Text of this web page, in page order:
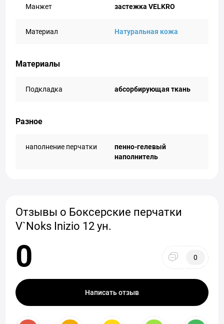
Манжет застежка VELKRO
Материал Натуральная кожа
Материалы
Подкладка абсорбирующая ткань
Разное
наполнение перчатки
пенно-гелевый
наполнитель
Отзывы о Боксерские перчатки
V`Noks Inizio 12 ун.
0 0
Написать отзыв